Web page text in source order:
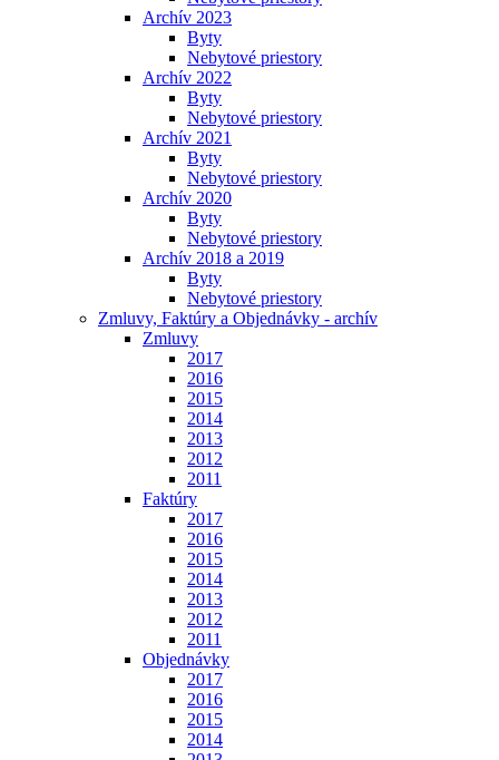
Archív 2023
Byty
Nebytové priestory
Archív 2022
Byty
Nebytové priestory
Archív 2021
Byty
Nebytové priestory
Archív 2020
Byty
Nebytové priestory
Archív 2018 a 2019
Byty
Nebytové priestory
Zmluvy, Faktúry a Objednávky - archív
Zmluvy
2017
2016
2015
2014
2013
2012
2011
Faktúry
2017
2016
2015
2014
2013
2012
2011
Objednávky
2017
2016
2015
2014